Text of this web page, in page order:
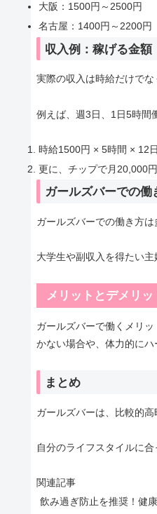
大阪：1500円～2500円
名古屋：1400円～2200円
収入例：稼げる金額
実際の収入は時給だけで
例えば、週3日、1日5時間
時給1500円 × 5時間 × 12
更に、チップで月20,000
ガールズバーでの働
ガールズバーでの働き方
大学生や副収入を得たい
メリットとデメリッ
ガールズバーで働くメリ
かない場合や、体力的に
まとめ
ガールズバーは、比較的
自分のライフスタイルに
関連記事
飲み過ぎ防止を推奨！健